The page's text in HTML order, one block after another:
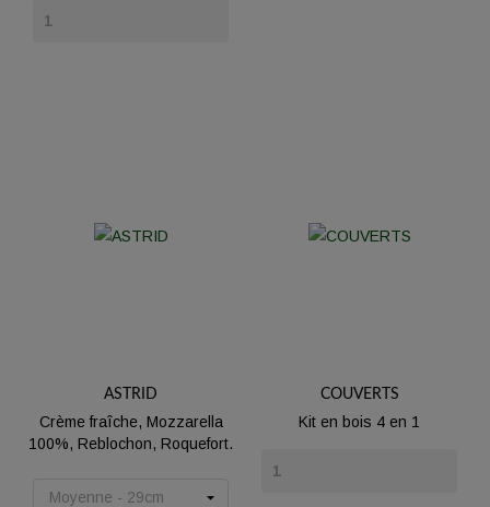
ASTRID
Crème fraîche, Mozzarella
100%, Reblochon, Roquefort.
COUVERTS
Kit en bois 4 en 1